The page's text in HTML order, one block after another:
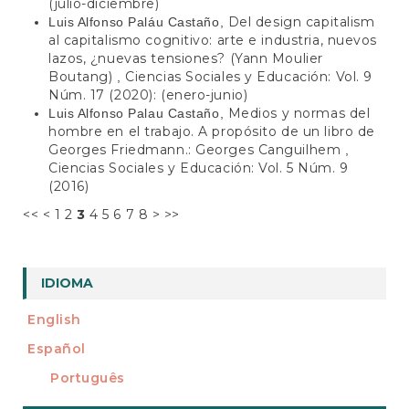
(julio-diciembre)
Luis Alfonso Paláu Castaño, Del design capitalism
al capitalismo cognitivo: arte e industria, nuevos
lazos, ¿nuevas tensiones? (Yann Moulier
Boutang) , Ciencias Sociales y Educación: Vol. 9
Núm. 17 (2020): (enero-junio)
Luis Alfonso Palau Castaño, Medios y normas del
hombre en el trabajo. A propósito de un libro de
Georges Friedmann.: Georges Canguilhem ,
Ciencias Sociales y Educación: Vol. 5 Núm. 9
(2016)
<< < 1 2 3 4 5 6 7 8 > >>
IDIOMA
English
Español
Português